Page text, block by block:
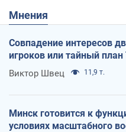
Мнения
Совпадение интересов
игроков или тайный
Виктор Швец 11,9 т.
Минск готовится к
условиях масштабного